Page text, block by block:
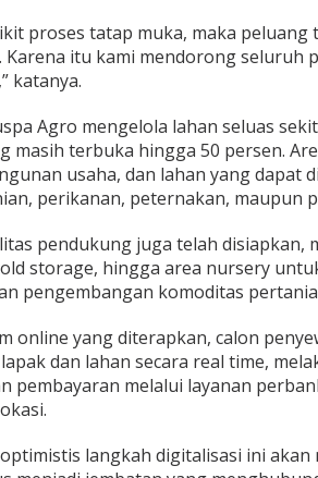
proses tatap muka, maka
Karena itu kami mendorong seluruh
katanya.
Agro mengelola lahan seluas
masih terbuka hingga 50 persen.
usaha, dan lahan yang dapat
perikanan, peternakan, maupun
pendukung juga telah disiapkan,
storage, hingga area nursery
pengembangan komoditas
online yang diterapkan, calon
dan lahan secara real time,
pembayaran melalui layanan
langkah digitalisasi ini akan